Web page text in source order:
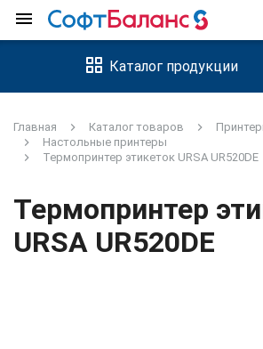
menu
Каталог продукции
Главная Каталог товаров
Настольные принтеры
Термопринтер этикеток URSA UR520DE
Термопринтер
URSA UR520DE